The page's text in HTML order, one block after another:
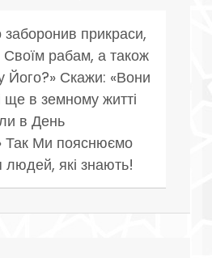
заборонив прикраси,
Своїм рабам, а також
Його?» Скажи: «Вони
ще в земному житті
в День
Так Ми пояснюємо
які знають!